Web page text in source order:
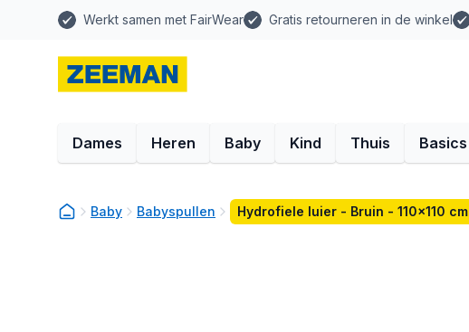
Werkt samen met FairWear Gratis retourneren in de winkel
Dames Heren Baby Kind Thuis Basics
Baby Babyspullen Hydrofiele luier - Bruin - 110x110 cm